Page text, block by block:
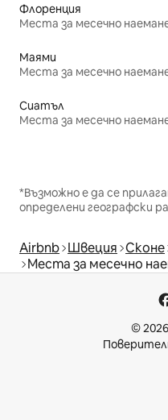
Флоренция
Места за месечно
Маями
Места за месечно
Сиатъл
Места за месечно
*Възможно е да се
определени географски
Airbnb Швеция Сконе
Места за месечно
©